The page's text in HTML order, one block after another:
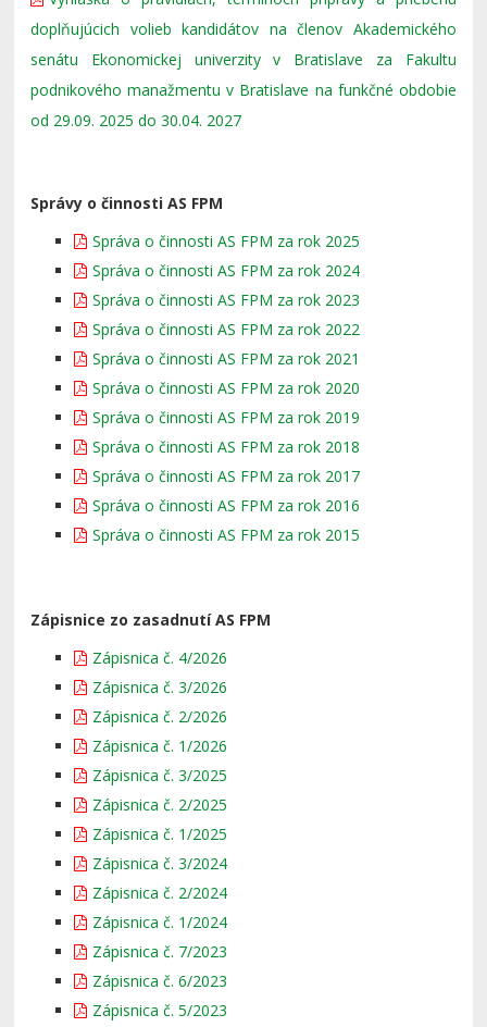
doplňujúcich volieb kandidátov na členov Akademického
senátu Ekonomickej univerzity v Bratislave za Fakultu
podnikového manažmentu v Bratislave na funkčné obdobie
od 29.09. 2025 do 30.04. 2027
Správy o činnosti AS FPM
Správa o činnosti AS FPM za rok 2025
Správa o činnosti AS FPM za rok 2024
Správa o činnosti AS FPM za rok 2023
Správa o činnosti AS FPM za rok 2022
Správa o činnosti AS FPM za rok 2021
Správa o činnosti AS FPM za rok 2020
Správa o činnosti AS FPM za rok 2019
Správa o činnosti AS FPM za rok 2018
Správa o činnosti AS FPM za rok 2017
Správa o činnosti AS FPM za rok 2016
Správa o činnosti AS FPM za rok 2015
Zápisnice zo zasadnutí AS FPM
Zápisnica č. 4/2026
Zápisnica č. 3/2026
Zápisnica č. 2/2026
Zápisnica č. 1/2026
Zápisnica č. 3/2025
Zápisnica č. 2/2025
Zápisnica č. 1/2025
Zápisnica č. 3/2024
Zápisnica č. 2/2024
Zápisnica č. 1/2024
Zápisnica č. 7/2023
Zápisnica č. 6/2023
Zápisnica č. 5/2023